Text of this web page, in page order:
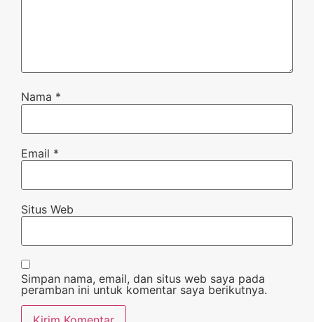
Nama *
Email *
Situs Web
Simpan nama, email, dan situs web saya pada
peramban ini untuk komentar saya berikutnya.